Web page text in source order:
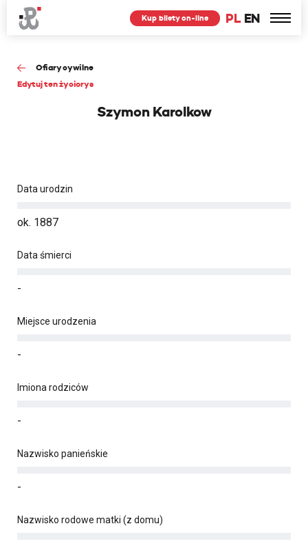
PL EN
Kup bilety on-line
Ofiary cywilne
Edytuj ten życiorys
Szymon Karolkow
Data urodzin
ok. 1887
Data śmierci
-
Miejsce urodzenia
-
Imiona rodziców
-
Nazwisko panieńskie
-
Nazwisko rodowe matki (z domu)